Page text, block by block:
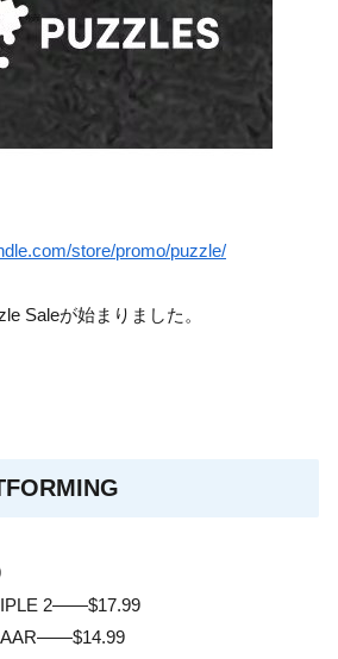
store/promo/puzzle/
Saleが始まりました。
2——$17.99